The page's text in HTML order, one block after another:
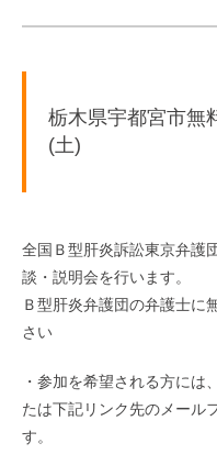
栃木県宇都宮市無
(土) 弁護士
全国Ｂ型肝炎訴訟東京弁護
談・説明会を行います。
Ｂ型肝炎弁護団の弁護士に
さい
・参加を希望される方には
たは下記リンク先のメール
す。